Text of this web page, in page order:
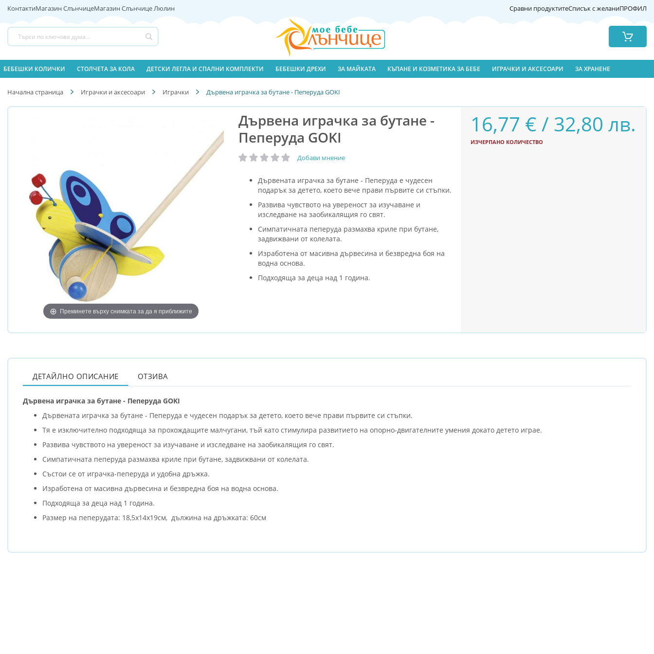
КонтактиМагазин СлънчицеМагазин Слънчице Люлин
Прескачане
съдържанието
Сравни продуктитеСписък с желаниПРОФИЛ
Търсене
Количка
БЕБЕШКИ КОЛИЧКИ СТОЛЧЕТА ЗА КОЛА ДЕТСКИ ЛЕГЛА И СПАЛНИ КОМПЛЕКТИ БЕБЕШКИ ДРЕХИ ЗА МАЙКАТА КЪПАНЕ И КОЗМЕТИКА ЗА БЕБЕ ИГРАЧКИ И АКСЕСОАРИ ЗА ХРАНЕНЕ
Начална страница Играчки и аксесоари Играчки Дървена играчка за бутане - Пеперуда GOKI
Дървена играчка за бутане -
Пеперуда GOKI
рейтинг: Добави мнение
Дървената играчка за бутане - Пеперуда е чудесен
подарък за детето, което вече прави първите си стъпки.
Развива чувството на увереност за изучаване и
изследване на заобикалящия го свят.
Симпатичната пеперуда размахва криле при бутане,
задвижвани от колелата.
Изработена от масивна дървесина и безвредна боя на
водна основа.
Подходяща за деца над 1 година.
16,77 € / 32,80 лв.
ИЗЧЕРПАНО КОЛИЧЕСТВО
изображенията
снимки
Преминете върху снимката за да я приближите
ДЕТАЙЛНО ОПИСАНИЕ
Дървена играчка за бутане - Пеперуда GOKI
Дървената играчка за бутане - Пеперуда е чудесен подарък за детето, което вече прави първите си стъпки.
Тя е изключително подходяща за прохождащите малчугани, тъй като стимулира развитието на опорно-двигателните умения докато детето играе.
Развива чувството на увереност за изучаване и изследване на заобикалящия го свят.
Симпатичната пеперуда размахва криле при бутане, задвижвани от колелата.
Състои се от играчка-пеперуда и удобна дръжка.
Изработена от масивна дървесина и безвредна боя на водна основа.
Подходяща за деца над 1 година.
Размер на пеперудата: 18,5x14x19см, дължина на дръжката: 60см
ОТЗИВА